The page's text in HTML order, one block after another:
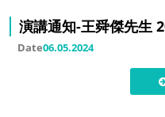
演講通知-王舜傑先生
Date06.05.2024